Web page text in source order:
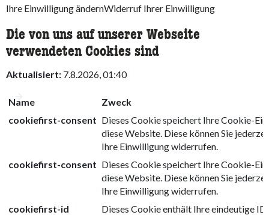
Ihre Einwilligung ändernWiderruf Ihrer Einwilligung
Die von uns auf unserer Webseite
verwendeten Cookies sind
Aktualisiert: 7.8.2026, 01:40
Name
Zweck
cookiefirst-consent Dieses Cookie speichert Ihre Cookie-
diese Website. Diese können Sie
Ihre Einwilligung widerrufen.
cookiefirst-consent Dieses Cookie speichert Ihre Cookie-
diese Website. Diese können Sie
Ihre Einwilligung widerrufen.
cookiefirst-id
Dieses Cookie enthält Ihre eindeutige